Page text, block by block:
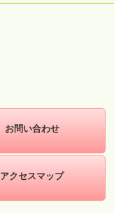
お問い合わせ
アクセスマップ